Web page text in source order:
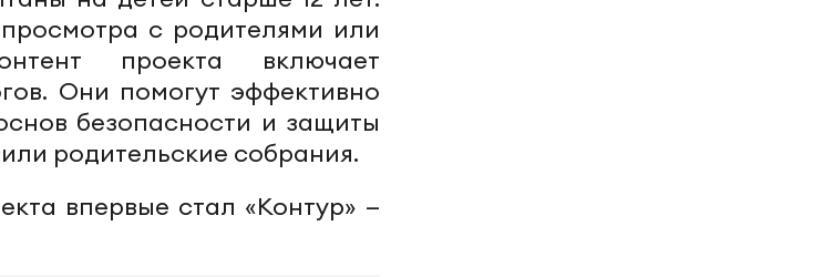
с родителями или
проекта включает
Они помогут эффективно
безопасности и защиты
родительские собрания.
впервые стал «Контур» —